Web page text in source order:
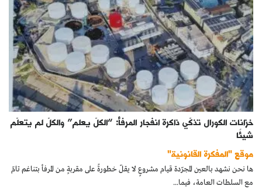
خزانات الكورال تذكّي ذاكرة انفجار المرفأ: “الكلّ يعلم” والكلّ لم يتعلّم
شيئًا
موقع "المفكرة القانونية"
ها نحن نشهد بالعين المجرّدة قيام مشروعٍ لا يقلّ خطورةً على مقربةٍ من المرفأ بتناغم تامّ
مع السلطات العامة، فيما...